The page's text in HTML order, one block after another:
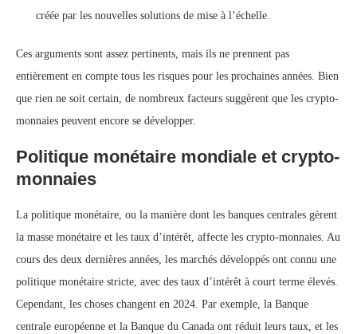
créée par les nouvelles solutions de mise à l’échelle.
Ces arguments sont assez pertinents, mais ils ne prennent pas
entièrement en compte tous les risques pour les prochaines années. Bien
que rien ne soit certain, de nombreux facteurs suggèrent que les crypto-
monnaies peuvent encore se développer.
Politique monétaire mondiale et crypto-
monnaies
La politique monétaire, ou la manière dont les banques centrales gèrent
la masse monétaire et les taux d’intérêt, affecte les crypto-monnaies. Au
cours des deux dernières années, les marchés développés ont connu une
politique monétaire stricte, avec des taux d’intérêt à court terme élevés.
Cependant, les choses changent en 2024. Par exemple, la Banque
centrale européenne et la Banque du Canada ont réduit leurs taux, et les